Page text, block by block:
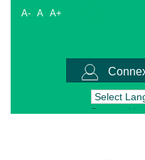
A- A A+
Powered